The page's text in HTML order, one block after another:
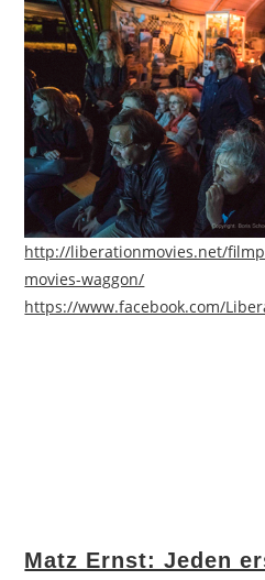
http://liberationmovies.net/
movies-waggon/
https://www.facebook.com/
Matz Ernst: Jeden